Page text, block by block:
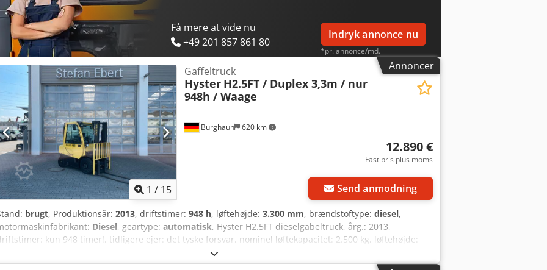
Få mere at vide nu
+49 201 857 861 80
Indryk annonce nu
*pr. annonce/md.
Annoncer
1 / 15
Burghaun 620 km
Gaffeltruck
Hyster H2.5FT / Duplex 3,3m / nur
948h / Waage
12.890 €
Fast pris plus moms
Send anmodning
brugt, Produktionsår: 2013, driftstimer: 948 h, løftehøjde: 3.300 mm, brændstoftype: diesel,
Diesel, geartype: automatisk, Hyster H2.5FT dieselgabeltruck, årg.: 2013,
kun 948 timer!, tidligere ejer: det tyske forsvar, nominel løftekapacitet: 2.500 kg, løftehøjde:
3.300 mm, duplexmast, gaffellængde: 1.800 mm, vægt: Drexel DI 47 med printer, dieselmotor [34 kW/46
vægt: 4.160 kg, klar til øjeblikkelig brug! På forespørgsel kan vi udarbejde et leasing- eller